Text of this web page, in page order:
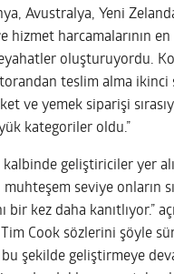
Avustralya, Yeni
hizmet harcamalarının
oluşturuyordu.
teslim alma ikinci
ve yemek siparişi
kategoriler oldu.”
kalbinde geliştiriciler yer
muhteşem seviye onların
bir kez daha kanıtlıyor.”
Tim Cook sözlerini şöyle
bu şekilde geliştirmeye